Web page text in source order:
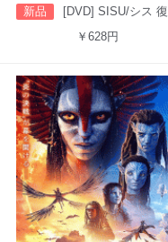
新品
[DVD] SISU/シス 復讐の血闘（字幕版）
￥628円